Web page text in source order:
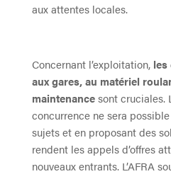
aux attentes locales.
Concernant l’exploitation, les
aux gares, au matériel
maintenancesont cruciales.
concurrence ne sera
sujets et en proposant des
rendent les appels d’offres
nouveaux entrants. L’AFRA